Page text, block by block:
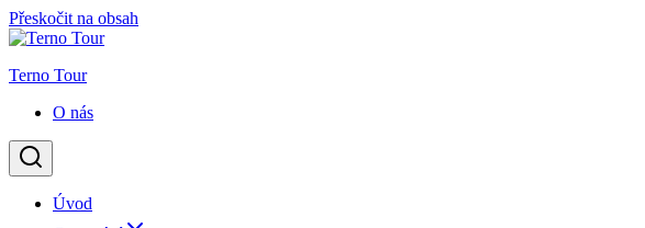
Přeskočit na obsah
Terno Tour
O nás
Úvod